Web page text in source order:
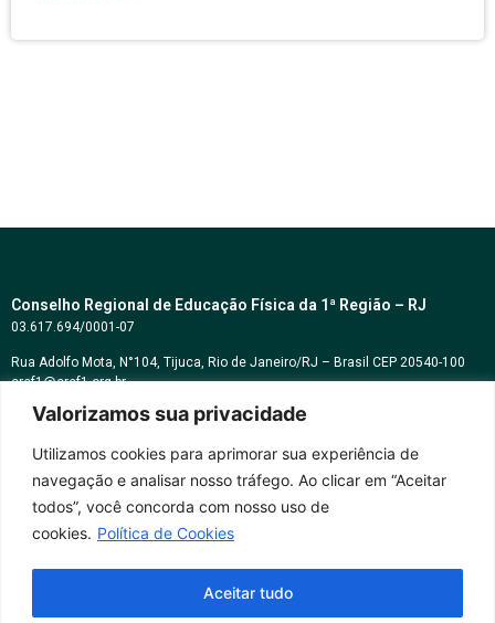
Valorizamos sua privacidade
Utilizamos cookies para aprimorar sua experiência de
navegação e analisar nosso tráfego. Ao clicar em “Aceitar
todos”, você concorda com nosso uso de
cookies. Política de Cookies
Aceitar tudo
Conselho Regional de Educação Física da 1ª Região – RJ
03.617.694/0001-07
Rua Adolfo Mota, N°104, Tijuca, Rio de Janeiro/RJ – Brasil CEP 20540-100
cref1@cref1.org.br
Assessoria de comunicação:
Horários de atendimento:
Whatsapp: (21) 2569-2398